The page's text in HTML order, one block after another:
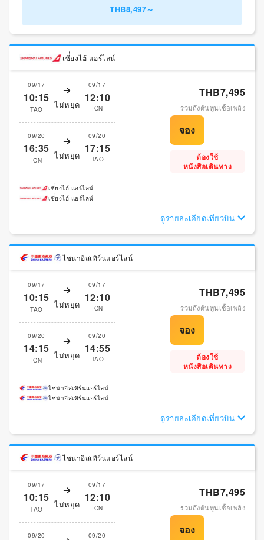
THB8,497～
เซี่่ยงไฮ้ แอร์ไลน์
09/17
10:15
TAO ไม่หยุด
09/17
12:10
ICN
09/20
16:35
ICN ไม่หยุด
09/20
17:15
TAO
THB7,495
รวมถึงต้นทุนเชื้อเพลิง
ต้องใช้
หนังสือเดินทาง
เซี่่ยงไฮ้ แอร์ไลน์
เซี่่ยงไฮ้ แอร์ไลน์
ดูรายละเอียดเที่ยวบิน
ไชน่าอีสเทิร์นแอร์ไลน์
09/17
10:15
TAO ไม่หยุด
09/17
12:10
ICN
09/20
14:15
ICN ไม่หยุด
09/20
14:55
TAO
THB7,495
รวมถึงต้นทุนเชื้อเพลิง
ต้องใช้
หนังสือเดินทาง
ไชน่าอีสเทิร์นแอร์ไลน์
ไชน่าอีสเทิร์นแอร์ไลน์
ดูรายละเอียดเที่ยวบิน
ไชน่าอีสเทิร์นแอร์ไลน์
09/17
10:15
TAO ไม่หยุด
09/17
12:10
ICN
09/20 09/20
THB7,495
รวมถึงต้นทุนเชื้อเพลิง